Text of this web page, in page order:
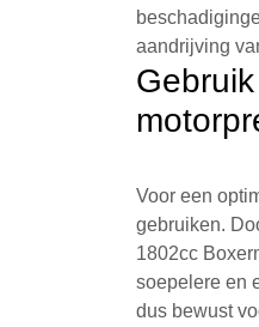
aandrijving
Voor een
gebruiken.
1802cc
soepelere en
dus bewust